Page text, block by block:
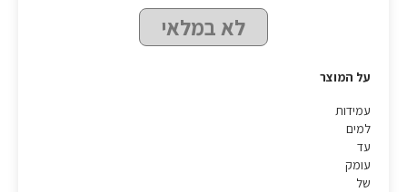
לא במלאי
על המוצר
עמידות
למים
עד
עומק
של